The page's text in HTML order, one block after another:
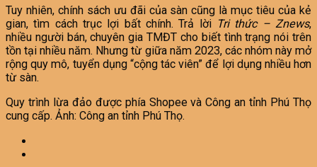
Tuy nhiên, chính sách ưu đãi của sàn cũng là mục tiêu của kẻ
gian, tìm cách trục lợi bất chính. Trả lời Tri thức – Znews,
nhiều người bán, chuyên gia TMĐT cho biết tình trạng nói trên
tồn tại nhiều năm. Nhưng từ giữa năm 2023, các nhóm này mở
rộng quy mô, tuyển dụng “cộng tác viên” để lợi dụng nhiều hơn
từ sàn.
Quy trình lừa đảo được phía Shopee và Công an tỉnh Phú Thọ
cung cấp. Ảnh: Công an tỉnh Phú Thọ.